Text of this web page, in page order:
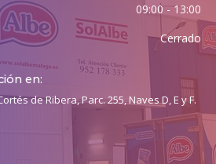
09:00 - 13:00
Cerrado
en:
de Ribera, Parc. 255, Naves D, E y F.